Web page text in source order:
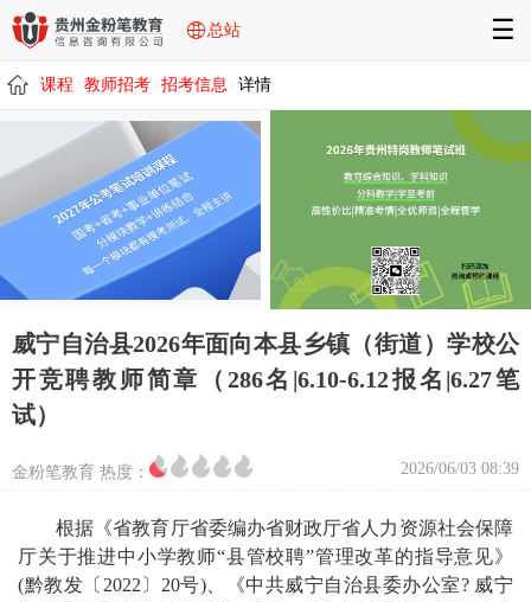
总站 ☰
课程 教师招考 招考信息 详情
威宁自治县2026年面向本县乡镇（街道）学校公
开竞聘教师简章（286名|6.10-6.12报名|6.27笔
试）
金粉笔教育 热度： 2026/06/03 08:39
根据《省教育厅省委编办省财政厅省人力资源社会保障
厅关于推进中小学教师“县管校聘”管理改革的指导意见》
(黔教发〔2022〕20号)、《中共威宁自治县委办公室? 威宁